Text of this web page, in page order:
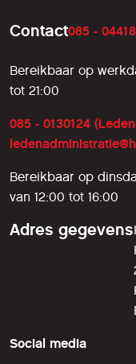
Contact085 -
Bereikbaar op
tot 21:00
085 - 0130124
Bereikbaar op
van 12:00 tot 16:00
Adres gegevens
Social media